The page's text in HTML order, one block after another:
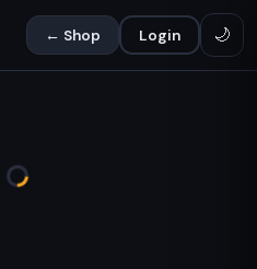
← Shop Login 🌙